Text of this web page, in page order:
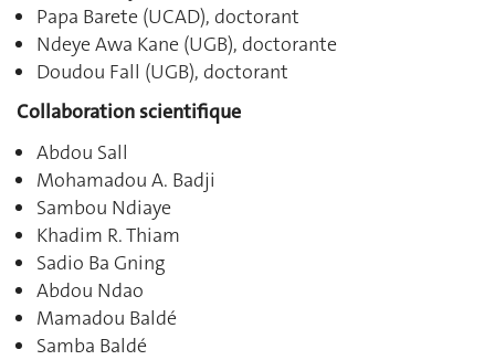
Papa Barete (UCAD), doctorant
Ndeye Awa Kane (UGB), doctorante
Doudou Fall (UGB), doctorant
Collaboration scientifique
Abdou Sall
Mohamadou A. Badji
Sambou Ndiaye
Khadim R. Thiam
Sadio Ba Gning
Abdou Ndao
Mamadou Baldé
Samba Baldé